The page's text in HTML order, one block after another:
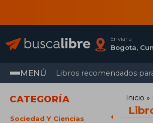
Enviar a
MENÚ Libros recomendados
CATEGORÍA
Sociedad Y Ciencias
Inicio